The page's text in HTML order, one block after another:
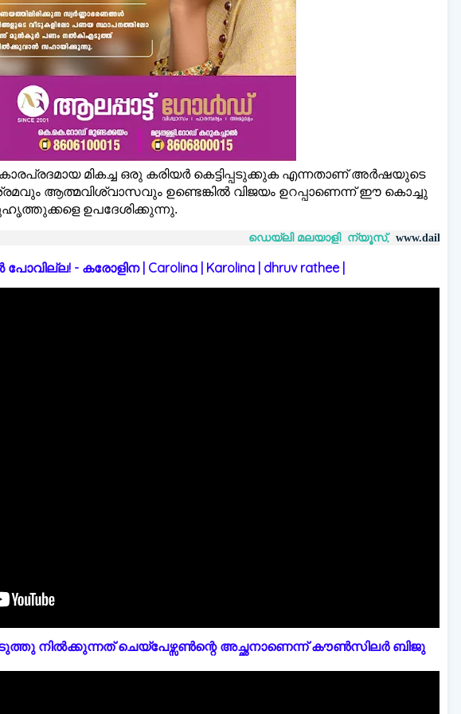
മികച്ച ഒരു കരിയർ കെട്ടിപ്പടുക്കുക എന്നതാണ് അർഷയുടെ
ആത്മവിശ്വാസവും ഉണ്ടെങ്കില്‍ വിജയം ഉറപ്പാണെന്ന് ഈ കൊച്ചു
ഉപദേശിക്കുന്നു.
ഡെയ്‌ലി മലയാളി ന്യൂസ്, www.dailymalayaly.com
- കരോളിന | Carolina | Karolina | dhruv rathee |
നിൽക്കുന്നത് ചെയ്പേഴ്സൺന്റെ അച്ഛനാണെന്ന് കൗൺസിലർ ബിജു